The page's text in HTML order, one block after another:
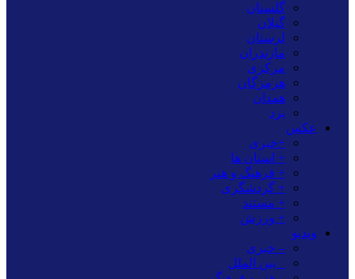
گلستان
گیلان
لرستان
مازندران
مرکزی
هرمزگان
همدان
یزد
عکس
+خبری
+ استان ها
+ فرهنگ و هنر
+ گردشگری
+ مستند
+ ورزش
ویدیو
– خبری
_ بین الملل